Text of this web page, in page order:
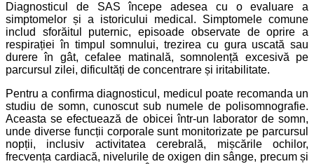
Diagnosticul de SAS începe adesea cu o evaluare a
simptomelor și a istoricului medical. Simptomele comune
includ sforăitul puternic, episoade observate de oprire a
respirației în timpul somnului, trezirea cu gura uscată sau
durere în gât, cefalee matinală, somnolență excesivă pe
parcursul zilei, dificultăți de concentrare și iritabilitate.
Pentru a confirma diagnosticul, medicul poate recomanda un
studiu de somn, cunoscut sub numele de polisomnografie.
Aceasta se efectuează de obicei într-un laborator de somn,
unde diverse funcții corporale sunt monitorizate pe parcursul
nopții, inclusiv activitatea cerebrală, mișcările ochilor,
frecvența cardiacă, nivelurile de oxigen din sânge, precum și